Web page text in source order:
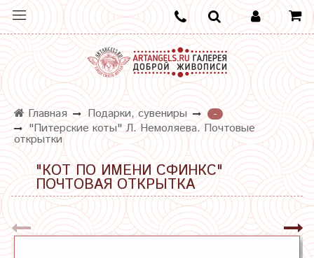
Главная Подарки, сувениры
-
"Питерские коты" Л. Немоляева. Почтовые
открытки
"КОТ ПО ИМЕНИ СФИНКС"
ПОЧТОВАЯ ОТКРЫТКА